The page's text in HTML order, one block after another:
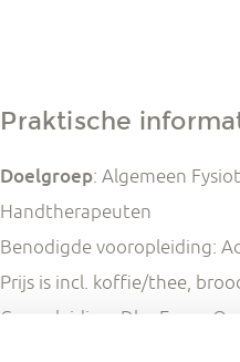
Praktische
Doelgroep: Algemeen
Handtherapeuten
Benodigde vooropleiding:
Prijs is incl. koffie/thee,
Cursusleiding: Dhr. E. van
Certificaat: bij 100%